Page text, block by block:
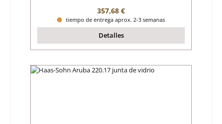
Precio normal:
357,68 €
tiempo de entrega aprox. 2-3 semanas
Detalles